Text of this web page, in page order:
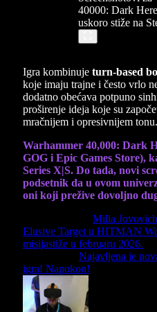
Igra kombinuje turn-based
koje imaju trajne i često vrlo
dodatno obećava potpuno
proširenje ideja koje su
mračnijem i opresivnijem tonu.
Warhammer 40,000: Dark
GOG i Epic Games Store),
Series X|S. Do tada, novi
podsetnik da u ovom
oni koji prežive dovoljno
Milla
Elusive Target u HITMAN
misijastiže u februaru 2026.
Najavljena je
igra! Napokon!